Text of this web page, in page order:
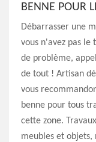
BENNE POUR
Débarrasser une
vous n'avez pas le
de problème,
de tout ! Artisan
vous
benne pour tous
cette zone.
meubles et objets,